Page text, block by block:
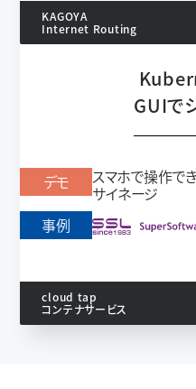
KAGOYA
Internet Routing
GUIで
デモ スマホで操作で
サイネージ
事例
cloud tap
コンテナサービス